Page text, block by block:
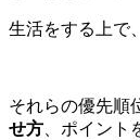
生活をする上で
それらの優先順
せ方、ポイント